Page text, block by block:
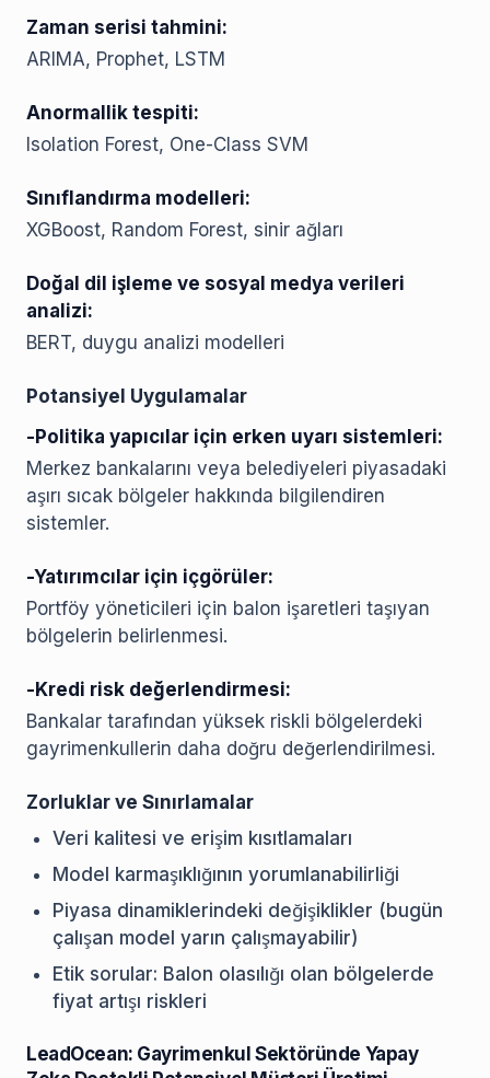
Zaman serisi tahmini:
ARIMA, Prophet, LSTM
Anormallik tespiti:
Isolation Forest, One-Class SVM
Sınıflandırma modelleri:
XGBoost, Random Forest, sinir ağları
Doğal dil işleme ve sosyal medya verileri
analizi:
BERT, duygu analizi modelleri
Potansiyel Uygulamalar
-Politika yapıcılar için erken uyarı sistemleri:
Merkez bankalarını veya belediyeleri piyasadaki
aşırı sıcak bölgeler hakkında bilgilendiren
sistemler.
-Yatırımcılar için içgörüler:
Portföy yöneticileri için balon işaretleri taşıyan
bölgelerin belirlenmesi.
-Kredi risk değerlendirmesi:
Bankalar tarafından yüksek riskli bölgelerdeki
gayrimenkullerin daha doğru değerlendirilmesi.
Zorluklar ve Sınırlamalar
Veri kalitesi ve erişim kısıtlamaları
Model karmaşıklığının yorumlanabilirliği
Piyasa dinamiklerindeki değişiklikler (bugün
çalışan model yarın çalışmayabilir)
Etik sorular: Balon olasılığı olan bölgelerde
fiyat artışı riskleri
LeadOcean: Gayrimenkul Sektöründe Yapay